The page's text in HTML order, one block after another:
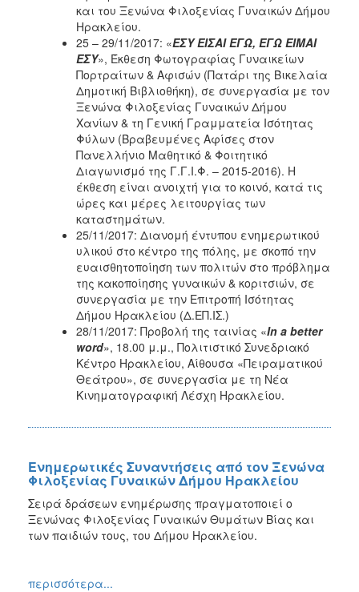
και του Ξενώνα Φιλοξενίας Γυναικών Δήμου
Ηρακλείου.
25 – 29/11/2017: «ΕΣΥ ΕΙΣΑΙ ΕΓΩ, ΕΓΩ ΕΙΜΑΙ
ΕΣΥ», Έκθεση Φωτογραφίας Γυναικείων
Πορτραίτων & Αφισών (Πατάρι της Βικελαία
Δημοτική Βιβλιοθήκη), σε συνεργασία με τον
Ξενώνα Φιλοξενίας Γυναικών Δήμου
Χανίων & τη Γενική Γραμματεία Ισότητας
Φύλων (Βραβευμένες Αφίσες στον
Πανελλήνιο Μαθητικό & Φοιτητικό
Διαγωνισμό της Γ.Γ.Ι.Φ. – 2015-2016). Η
έκθεση είναι ανοιχτή για το κοινό, κατά τις
ώρες και μέρες λειτουργίας των
καταστημάτων.
25/11/2017: Διανομή έντυπου ενημερωτικού
υλικού στο κέντρο της πόλης, με σκοπό την
ευαισθητοποίηση των πολιτών στο πρόβλημα
της κακοποίησης γυναικών & κοριτσιών, σε
συνεργασία με την Επιτροπή Ισότητας
Δήμου Ηρακλείου (Δ.ΕΠ.ΙΣ.)
28/11/2017: Προβολή της ταινίας «In a better
word», 18.00 μ.μ., Πολιτιστικό Συνεδριακό
Κέντρο Ηρακλείου, Αίθουσα «Πειραματικού
Θεάτρου», σε συνεργασία με τη Νέα
Κινηματογραφική Λέσχη Ηρακλείου.
Ενημερωτικές Συναντήσεις από τον Ξενώνα
Φιλοξενίας Γυναικών Δήμου Ηρακλείου
Σειρά δράσεων ενημέρωσης πραγματοποιεί ο
Ξενώνας Φιλοξενίας Γυναικών Θυμάτων Βίας και
των παιδιών τους, του Δήμου Ηρακλείου.
περισσότερα...